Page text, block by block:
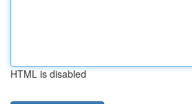
HTML is disabled